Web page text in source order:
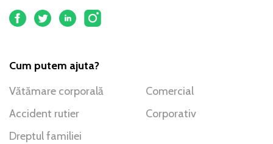
Cum putem ajuta?
Vătămare corporală
Accident rutier
Dreptul familiei
Comercial
Corporativ